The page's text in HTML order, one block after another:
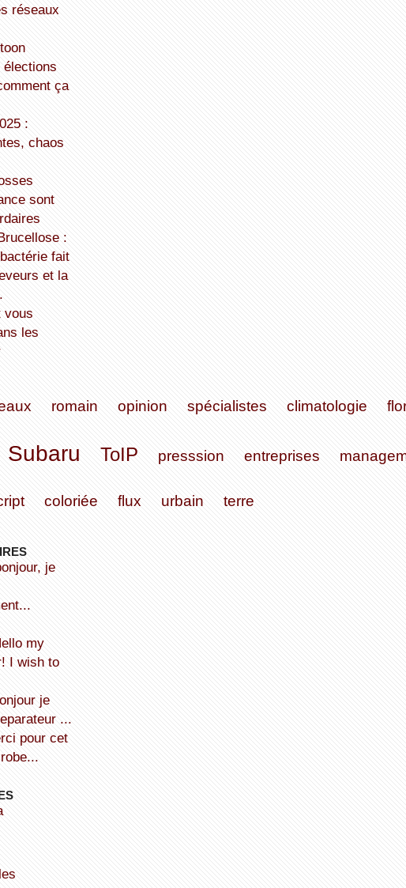
réseaux
ça
chaos
sont
fait
et la
les
romain opinion spécialistes climatologie
Subaru ToIP presssion entreprises
coloriée flux urbain terre
I wish to
...